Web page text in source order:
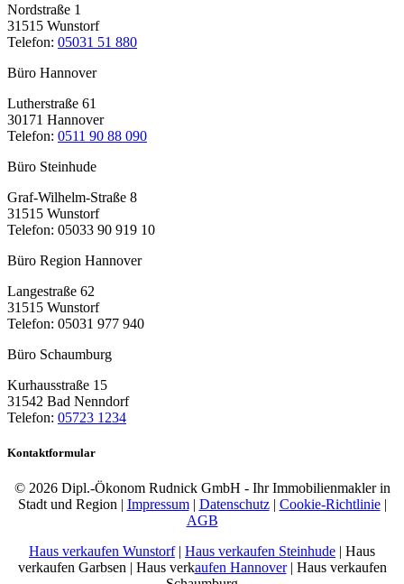
Nordstraße 1
31515 Wunstorf
Telefon: 05031 51 880
Büro Hannover
Lutherstraße 61
30171 Hannover
Telefon: 0511 90 88 090
Büro Steinhude
Graf-Wilhelm-Straße 8
31515 Wunstorf
Telefon: 05033 90 919 10
Büro Region Hannover
Langestraße 62
31515 Wunstorf
Telefon: 05031 977 940
Büro Schaumburg
Kurhausstraße 15
31542 Bad Nenndorf
Telefon: 05723 1234
Kontaktformular
© 2026 Dipl.-Ökonom Rudnick GmbH - Ihr Immobilienmakler in
Stadt und Region | Impressum| Datenschutz| Cookie-Richtlinie|
AGB
Haus verkaufen Wunstorf| Haus verkaufen Steinhude | Haus
verkaufen Garbsen | Haus verkaufen Hannover| Haus verkaufen